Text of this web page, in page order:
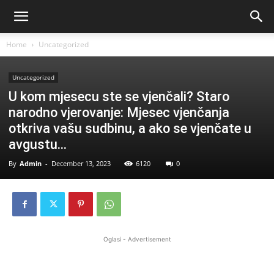
Home Uncategorized
Uncategorized
U kom mjesecu ste se vjenčali? Staro
narodno vjerovanje: Mjesec vjenčanja
otkriva vašu sudbinu, a ako se vjenčate u
avgustu…
By Admin - December 13, 2023 6120 0
Oglasi - Advertisement